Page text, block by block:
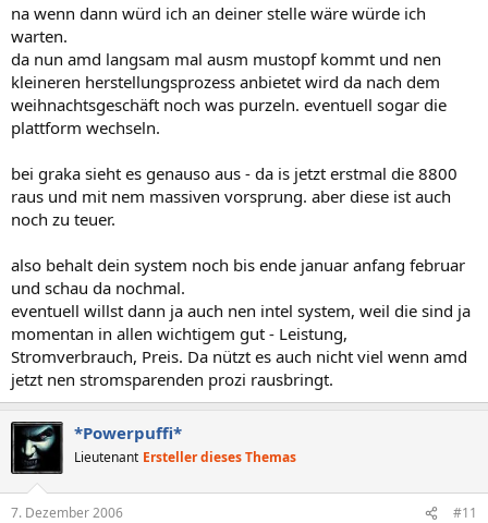
na wenn dann würd ich an deiner stelle wäre würde ich
warten.
da nun amd langsam mal ausm mustopf kommt und nen
kleineren herstellungsprozess anbietet wird da nach dem
weihnachtsgeschäft noch was purzeln. eventuell sogar die
plattform wechseln.
bei graka sieht es genauso aus - da is jetzt erstmal die 8800
raus und mit nem massiven vorsprung. aber diese ist auch
noch zu teuer.
also behalt dein system noch bis ende januar anfang februar
und schau da nochmal.
eventuell willst dann ja auch nen intel system, weil die sind ja
momentan in allen wichtigem gut - Leistung,
Stromverbrauch, Preis. Da nützt es auch nicht viel wenn amd
jetzt nen stromsparenden prozi rausbringt.
*Powerpuffi*
Lieutenant Ersteller dieses Themas
7. Dezember 2006 #11